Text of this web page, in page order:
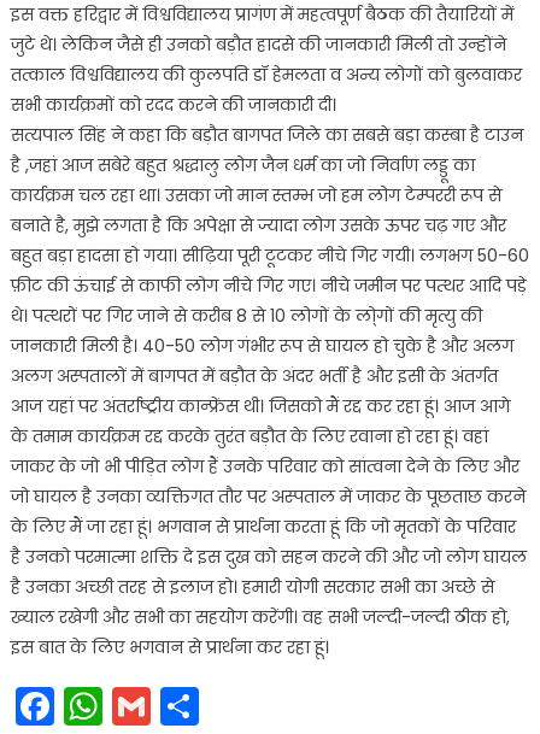
इस वक्त हरिद्वार में विश्वविद्यालय प्रागंण में महत्वपूर्ण बैठक की तैयारियों में
जुटे थे। लेकिन जैसे ही उनको बड़ौत हादसे की जानकारी मिली तो उन्होंने
तत्काल विश्वविद्यालय की कुलपति डॉ हेमलता व अन्य लोगों को बुलवाकर
सभी कार्यक्रमों को रदद करने की जानकारी दी।
सत्यपाल सिंह ने कहा कि बड़ौत बागपत जिले का सबसे बड़ा कस्बा है टाउन
है ,जहां आज सबेरे बहुत श्रद्धालु लोग जैन धर्म का जो निर्वाण लड्डू का
कार्यक्रम चल रहा था। उसका जो मान स्तम्भ जो हम लोग टेम्पररी रूप से
बनाते है, मुझे लगता है कि अपेक्षा से ज्यादा लोग उसके ऊपर चढ़ गए और
बहुत बड़ा हादसा हो गया। सीढ़िया पूरी टूटकर नीचे गिर गयी। लगभग 50-60
फ़ीट की ऊंचाई से काफी लोग नीचे गिर गए। नीचे जमीन पर पत्थर आदि पड़े
थे। पत्थरों पर गिर जाने से करीब 8 से 10 लोगों के लो्गों की मृत्यु की
जानकारी मिली है। 40-50 लोग गंभीर रूप से घायल हो चुके है और अलग
अलग अस्पतालों में बागपत में बड़ौत के अंदर भर्ती है और इसी के अंतर्गत
आज यहां पर अंतर्राष्ट्रीय कान्फ्रेंस थी। जिसको मैं रद्द कर रहा हूं। आज आगे
के तमाम कार्यक्रम रद्द करके तुरंत बड़ौत के लिए रवाना हो रहा हूं। वहां
जाकर के जो भी पीड़ित लोग हैं उनके परिवार को सांत्वना देने के लिए और
जो घायल है उनका व्यक्तिगत तौर पर अस्पताल में जाकर के पूछताछ करने
के लिए मैं जा रहा हूं। भगवान से प्रार्थना करता हूं कि जो मृतकों के परिवार
है उनको परमात्मा शक्ति दे इस दुख को सहन करने की और जो लोग घायल
है उनका अच्छी तरह से इलाज हो। हमारी योगी सरकार सभी का अच्छे से
ख्याल रखेगी और सभी का सहयोग करेंगी। वह सभी जल्दी-जल्दी ठीक हो,
इस बात के लिए भगवान से प्रार्थना कर रहा हूं।
Facebook
WhatsApp
GmailShare